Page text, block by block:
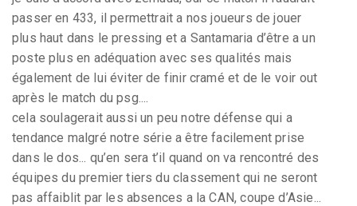
passer en 433, il permettrait a nos joueurs de jouer
plus haut dans le pressing et a Santamaria d’être a un
poste plus en adéquation avec ses qualités mais
également de lui éviter de finir cramé et de le voir out
après le match du psg....
cela soulagerait aussi un peu notre défense qui a
tendance malgré notre série a être facilement prise
dans le dos... qu’en sera t’il quand on va rencontré des
équipes du premier tiers du classement qui ne seront
pas affaiblit par les absences a la CAN, coupe d’Asie...